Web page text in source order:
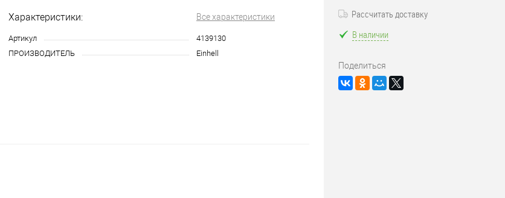
Характеристики: Все характеристики
Артикул
4139130
ПРОИЗВОДИТЕЛЬ
Einhell
Рассчитать доставку
В наличии
Поделиться